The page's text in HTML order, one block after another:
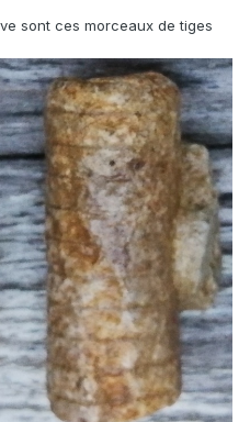
sont ces morceaux de tiges